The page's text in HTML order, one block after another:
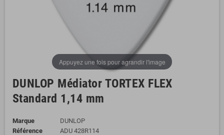
Appuyez une fois pour agrandir l'image
DUNLOP Médiator TORTEX FLEX
Standard 1,14 mm
Marque
DUNLOP
Référence
ADU 428R114